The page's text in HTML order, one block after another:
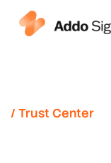
Varför Addo Sign
/ Trust Center